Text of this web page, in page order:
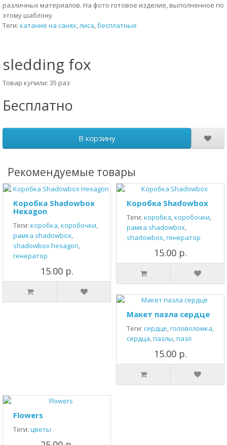
различных материалов. На фото готовое изделие, выполненное по
этому шаблону.
Теги: катание на санях,лиса,бесплатные
sledding fox
Товар купили: 35 раз
Бесплатно
В корзину
Рекомендуемые товары
Коробка Shadowbox
Hexagon
Теги: коробка,коробочки,
рамка shadowbox,
shadowbox hexagon,
генератор
15.00 р.
Коробка Shadowbox
Теги: коробка,коробочки,
рамка shadowbox,
shadowbox,генератор
15.00 р.
Макет пазла сердце
Теги: сердце,головоломка,
сердца,пазлы,пазл
15.00 р.
Flowers
Теги: цветы